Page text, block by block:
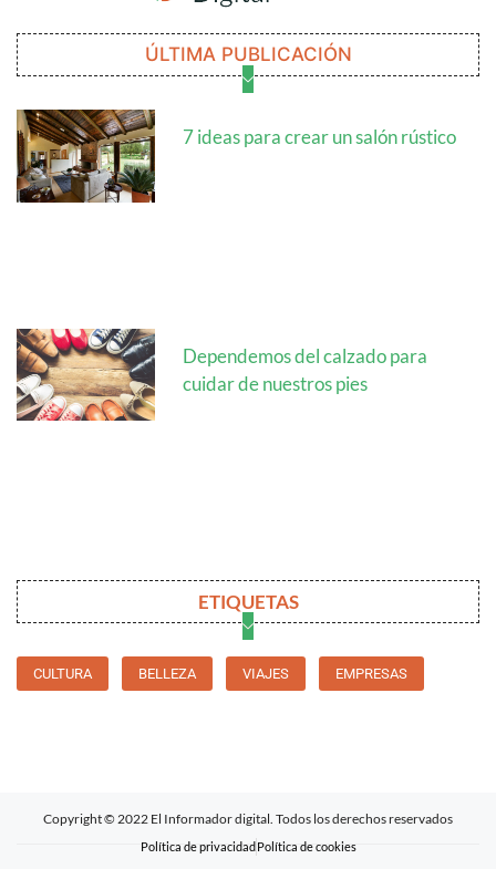
ÚLTIMA PUBLICACIÓN
7 ideas para crear un salón rústico
Dependemos del calzado para
cuidar de nuestros pies
ETIQUETAS
CULTURA BELLEZA VIAJES EMPRESAS
Copyright © 2022 El Informador digital. Todos los derechos reservados
Política de privacidad Política de cookies